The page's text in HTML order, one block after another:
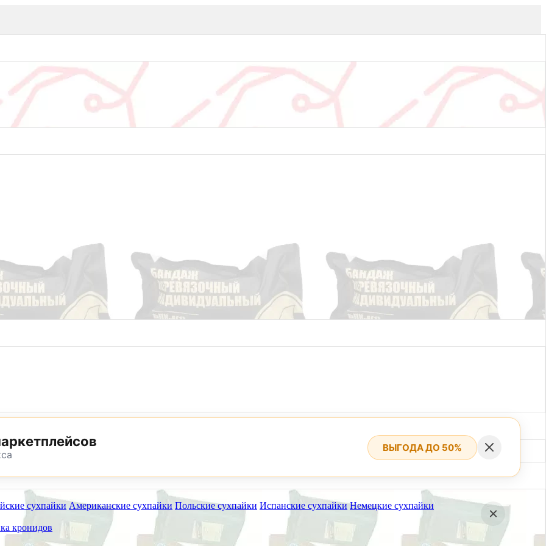
сухпайки Американские сухпайки Польские сухпайки Испанские сухпайки Немецкие сухпайки
кронидов
8 (495) 782-73-32
ВЫГОДА ДО 50%
работать на самовывоз в субботу 8 и 15 августа.